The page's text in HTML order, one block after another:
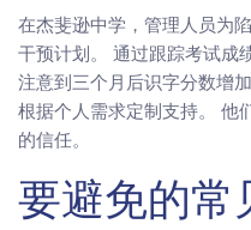
在杰斐逊中学，管理人员为
干预计划。 通过跟踪考试成
注意到三个月后识字分数增
根据个人需求定制支持。 他
的信任。
要避免的常